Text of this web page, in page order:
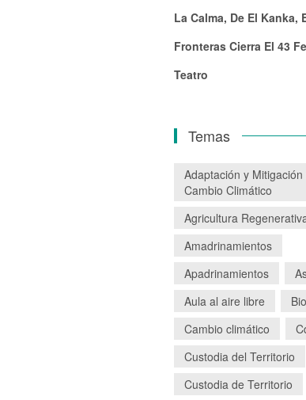
La Calma, De El Kanka,
Fronteras Cierra El 43
Teatro
Temas
Adaptación y Mitigación
Cambio Climático
Agricultura
Amadrinamientos
Apadrinamientos
Aula al aire libre
Cambio climático
Custodia del Territorio
Custodia de Territorio